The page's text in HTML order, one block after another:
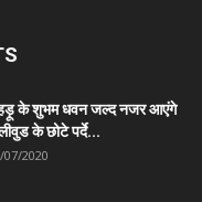
के शुभम धवन जल्द नजर आएंगे
के छोटे पर्दे...
07/2020